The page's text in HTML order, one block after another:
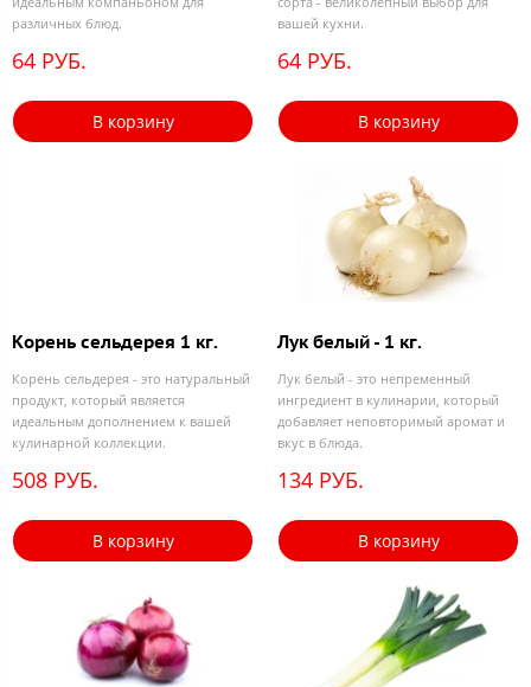
различных блюд.
64 РУБ.
В корзину
вашей кухни.
64 РУБ.
В корзину
Корень сельдерея 1 кг.
Корень сельдерея - это натуральный
продукт, который является
идеальным дополнением к вашей
кулинарной коллекции.
508 РУБ.
В корзину
Лук белый - 1 кг.
Лук белый - это непременный
ингредиент в кулинарии, который
добавляет неповторимый аромат и
вкус в блюда.
134 РУБ.
В корзину